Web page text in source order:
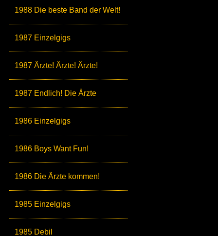
1988 Die beste Band der Welt!
1987 Einzelgigs
1987 Ärzte! Ärzte! Ärzte!
1987 Endlich! Die Ärzte
1986 Einzelgigs
1986 Boys Want Fun!
1986 Die Ärzte kommen!
1985 Einzelgigs
1985 Debil